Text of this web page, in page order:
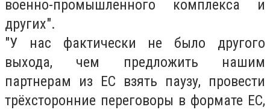
военно-промышленного комплекса и
других".
"У нас фактически не было другого
выхода, чем предложить нашим
партнерам из ЕС взять паузу, провести
трёхсторонние переговоры в формате ЕС,